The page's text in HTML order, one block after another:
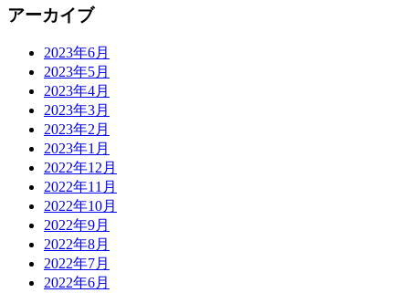
アーカイブ
2023年6月
2023年5月
2023年4月
2023年3月
2023年2月
2023年1月
2022年12月
2022年11月
2022年10月
2022年9月
2022年8月
2022年7月
2022年6月